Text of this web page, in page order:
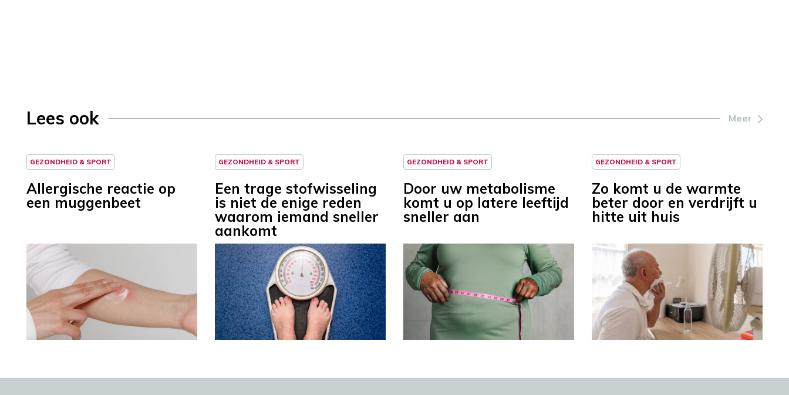
Lees ook Meer
GEZONDHEID & SPORT
Allergische reactie op
een muggenbeet
GEZONDHEID & SPORT
Een trage stofwisseling
is niet de enige reden
waarom iemand sneller
aankomt
GEZONDHEID & SPORT
Door uw metabolisme
komt u op latere leeftijd
sneller aan
GEZONDHEID & SPORT
Zo komt u de warmte
beter door en verdrijft u
hitte uit huis